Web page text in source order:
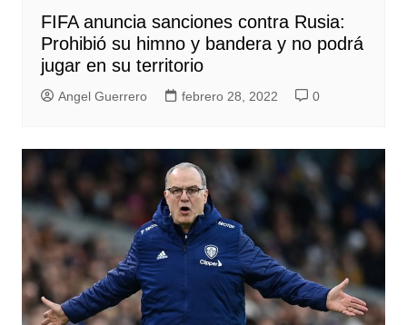
FIFA anuncia sanciones contra Rusia:
Prohibió su himno y bandera y no podrá
jugar en su territorio
Angel Guerrero febrero 28, 2022 0